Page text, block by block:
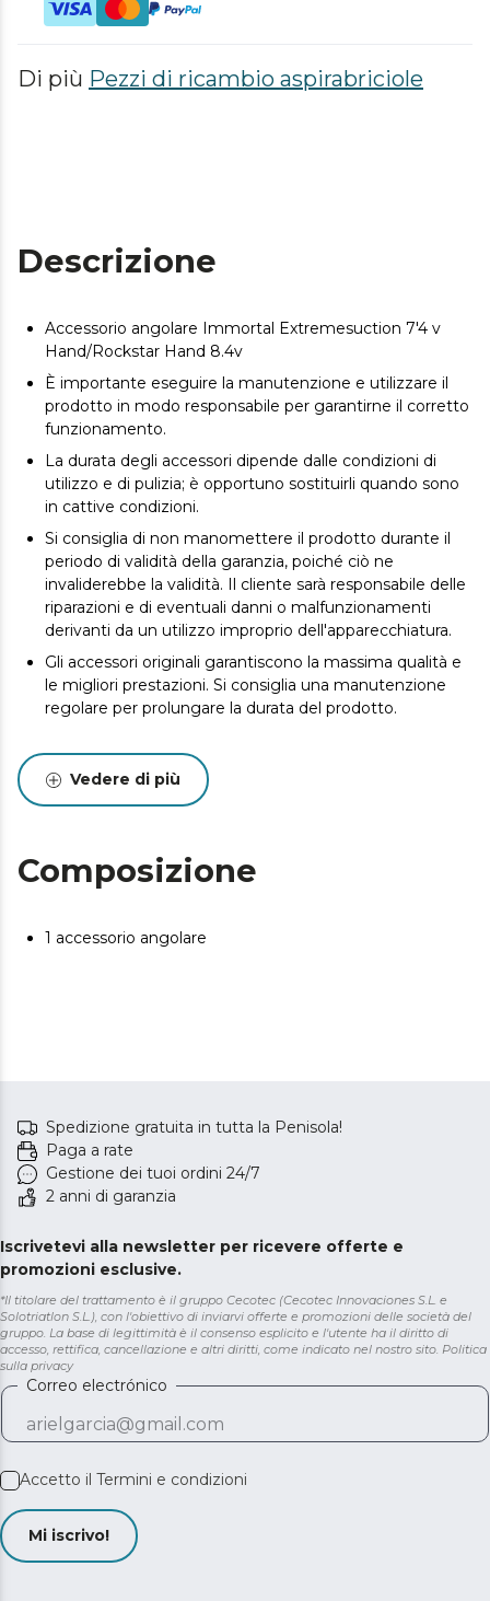
Di più Pezzi di ricambio aspirabriciole
Descrizione
Accessorio angolare Immortal Extremesuction 7'4 v
Hand/Rockstar Hand 8.4v
È importante eseguire la manutenzione e utilizzare il
prodotto in modo responsabile per garantirne il corretto
funzionamento.
La durata degli accessori dipende dalle condizioni di
utilizzo e di pulizia; è opportuno sostituirli quando sono
in cattive condizioni.
Si consiglia di non manomettere il prodotto durante il
periodo di validità della garanzia, poiché ciò ne
invaliderebbe la validità. Il cliente sarà responsabile delle
riparazioni e di eventuali danni o malfunzionamenti
derivanti da un utilizzo improprio dell'apparecchiatura.
Gli accessori originali garantiscono la massima qualità e
le migliori prestazioni. Si consiglia una manutenzione
regolare per prolungare la durata del prodotto.
Vedere di più
Composizione
1 accessorio angolare
Spedizione gratuita in tutta la Penisola!
Paga a rate
Gestione dei tuoi ordini 24/7
2 anni di garanzia
Iscrivetevi alla newsletter per ricevere offerte e
promozioni esclusive.
*Il titolare del trattamento è il gruppo Cecotec (Cecotec Innovaciones S.L. e
Solotriatlon S.L.), con l'obiettivo di inviarvi offerte e promozioni delle società del
gruppo. La base di legittimità è il consenso esplicito e l'utente ha il diritto di
accesso, rettifica, cancellazione e altri diritti, come indicato nel nostro sito. Politica
sulla privacy
Correo electrónico
Accetto il Termini e condizioni
Mi iscrivo!